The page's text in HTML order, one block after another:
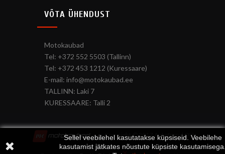
VÕTA ÜHENDUST
Motokaubad
Tel: +372 552 5503 (Tallinn)
Tel: +372 453 1212 (Kuressaare)
E-mail: info@motokaubad.ee
TALLINN: Laki 7
KURESSAARE: Talli 2
Sellel veebilehel kasutatakse küpsiseid. Veebilehe
kasutamist jätkates nõustute küpsiste
Copyright © 2017 Autofrend OÜ